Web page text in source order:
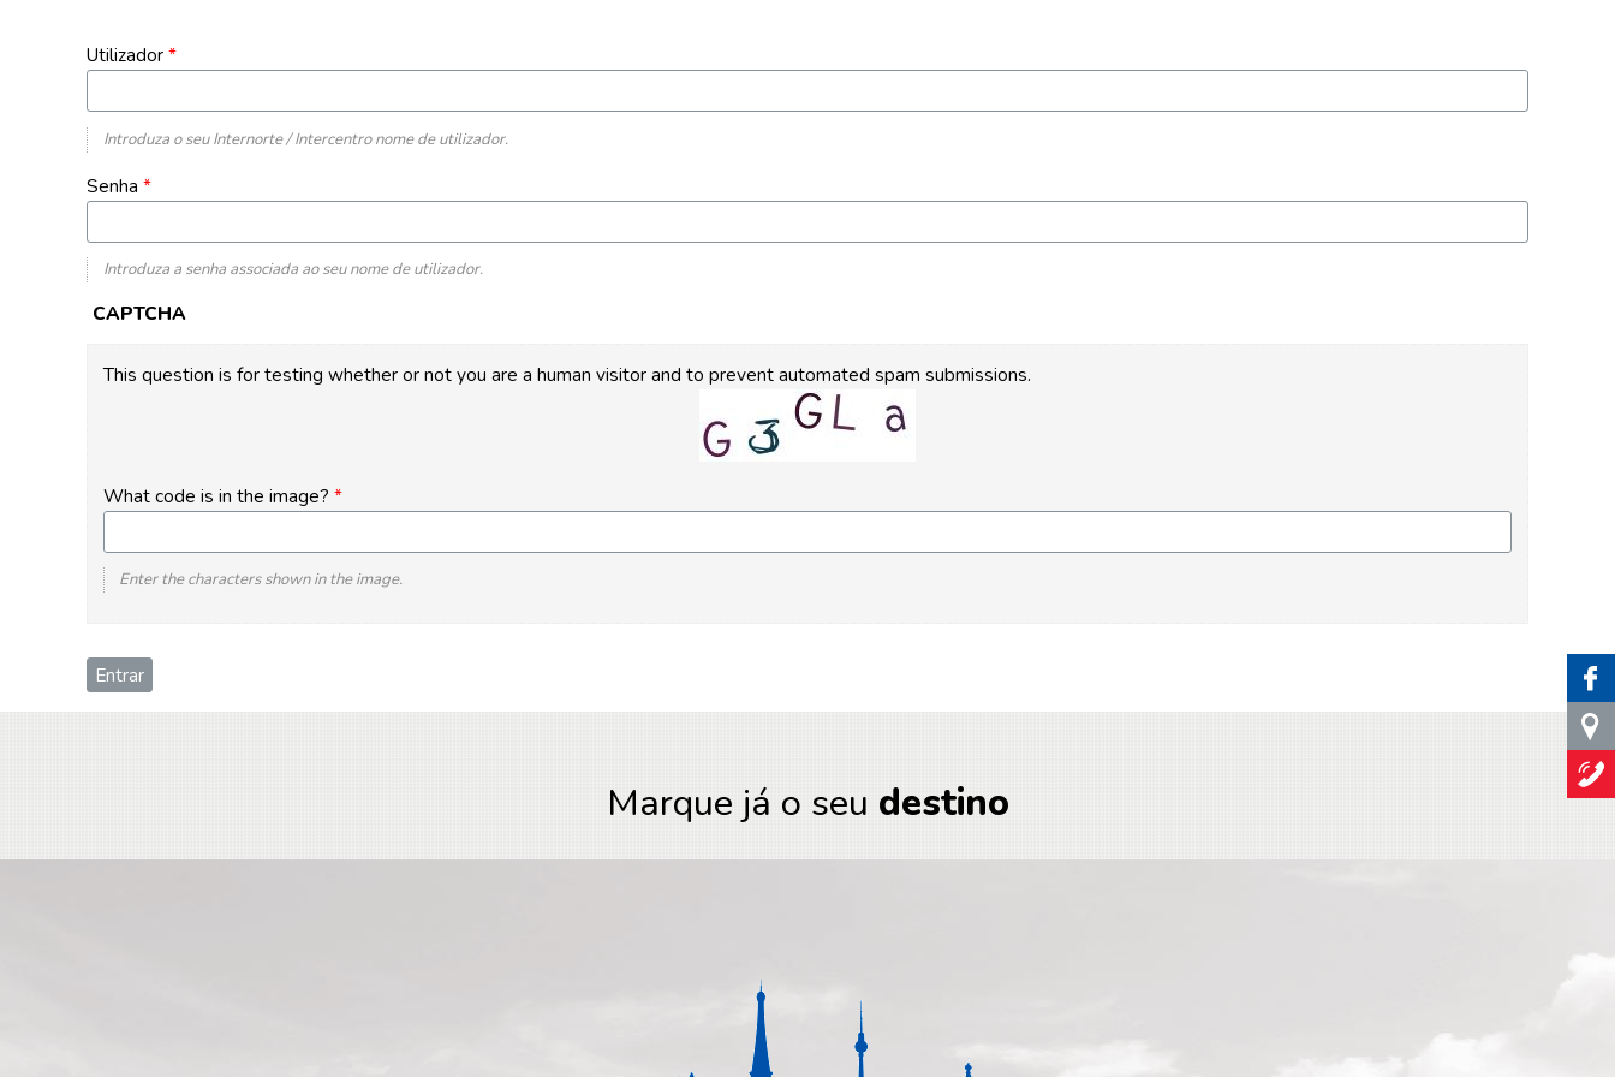
Utilizador*
Introduza o seu Internorte / Intercentro nome de utilizador.
Senha *
Introduza a senha associada ao seu nome de utilizador.
CAPTCHA
This question is for testing whether or not you are a human visitor and to prevent automated spam submissions.
What code is in the image? *
Enter the characters shown in the image.
Marque já o seu destino